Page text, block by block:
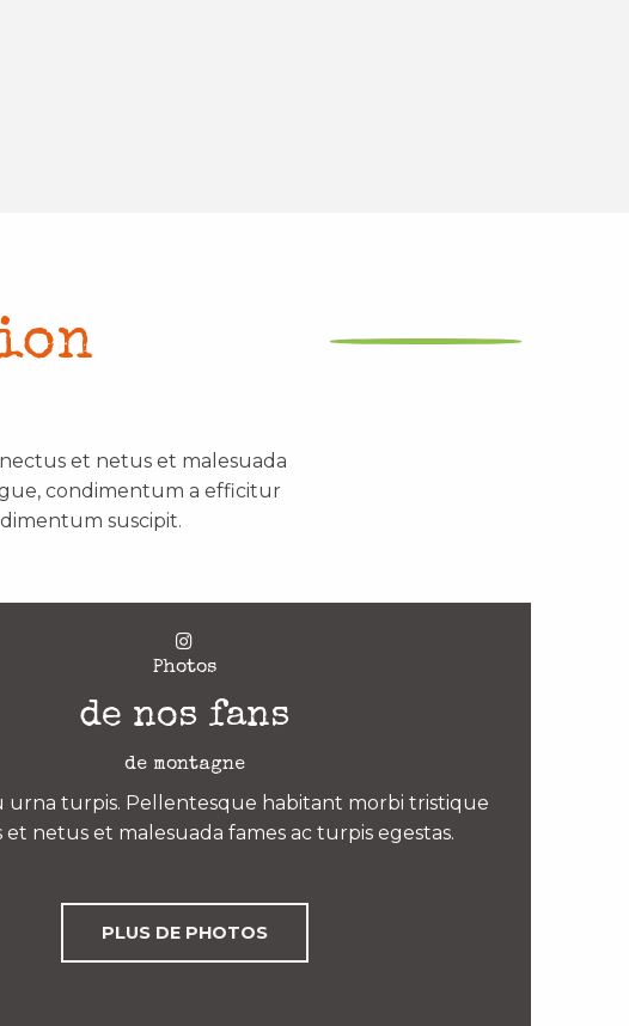
et netus et malesuada
condimentum a efficitur
suscipit.
Photos
de nos fans
de montagne
urna turpis. Pellentesque habitant morbi tristique
et netus et malesuada fames ac turpis egestas.
PLUS DE PHOTOS